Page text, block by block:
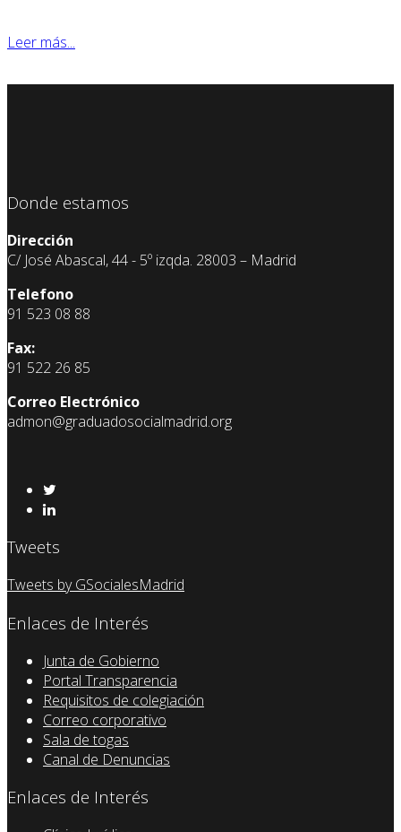
Leer más...
Donde estamos
Dirección
C/ José Abascal, 44 - 5º izqda. 28003 – Madrid
Telefono
91 523 08 88
Fax:
91 522 26 85
Correo Electrónico
admon@graduadosocialmadrid.org
Tweets
Tweets by GSocialesMadrid
Enlaces de Interés
Junta de Gobierno
Portal Transparencia
Requisitos de colegiación
Correo corporativo
Sala de togas
Canal de Denuncias
Enlaces de Interés